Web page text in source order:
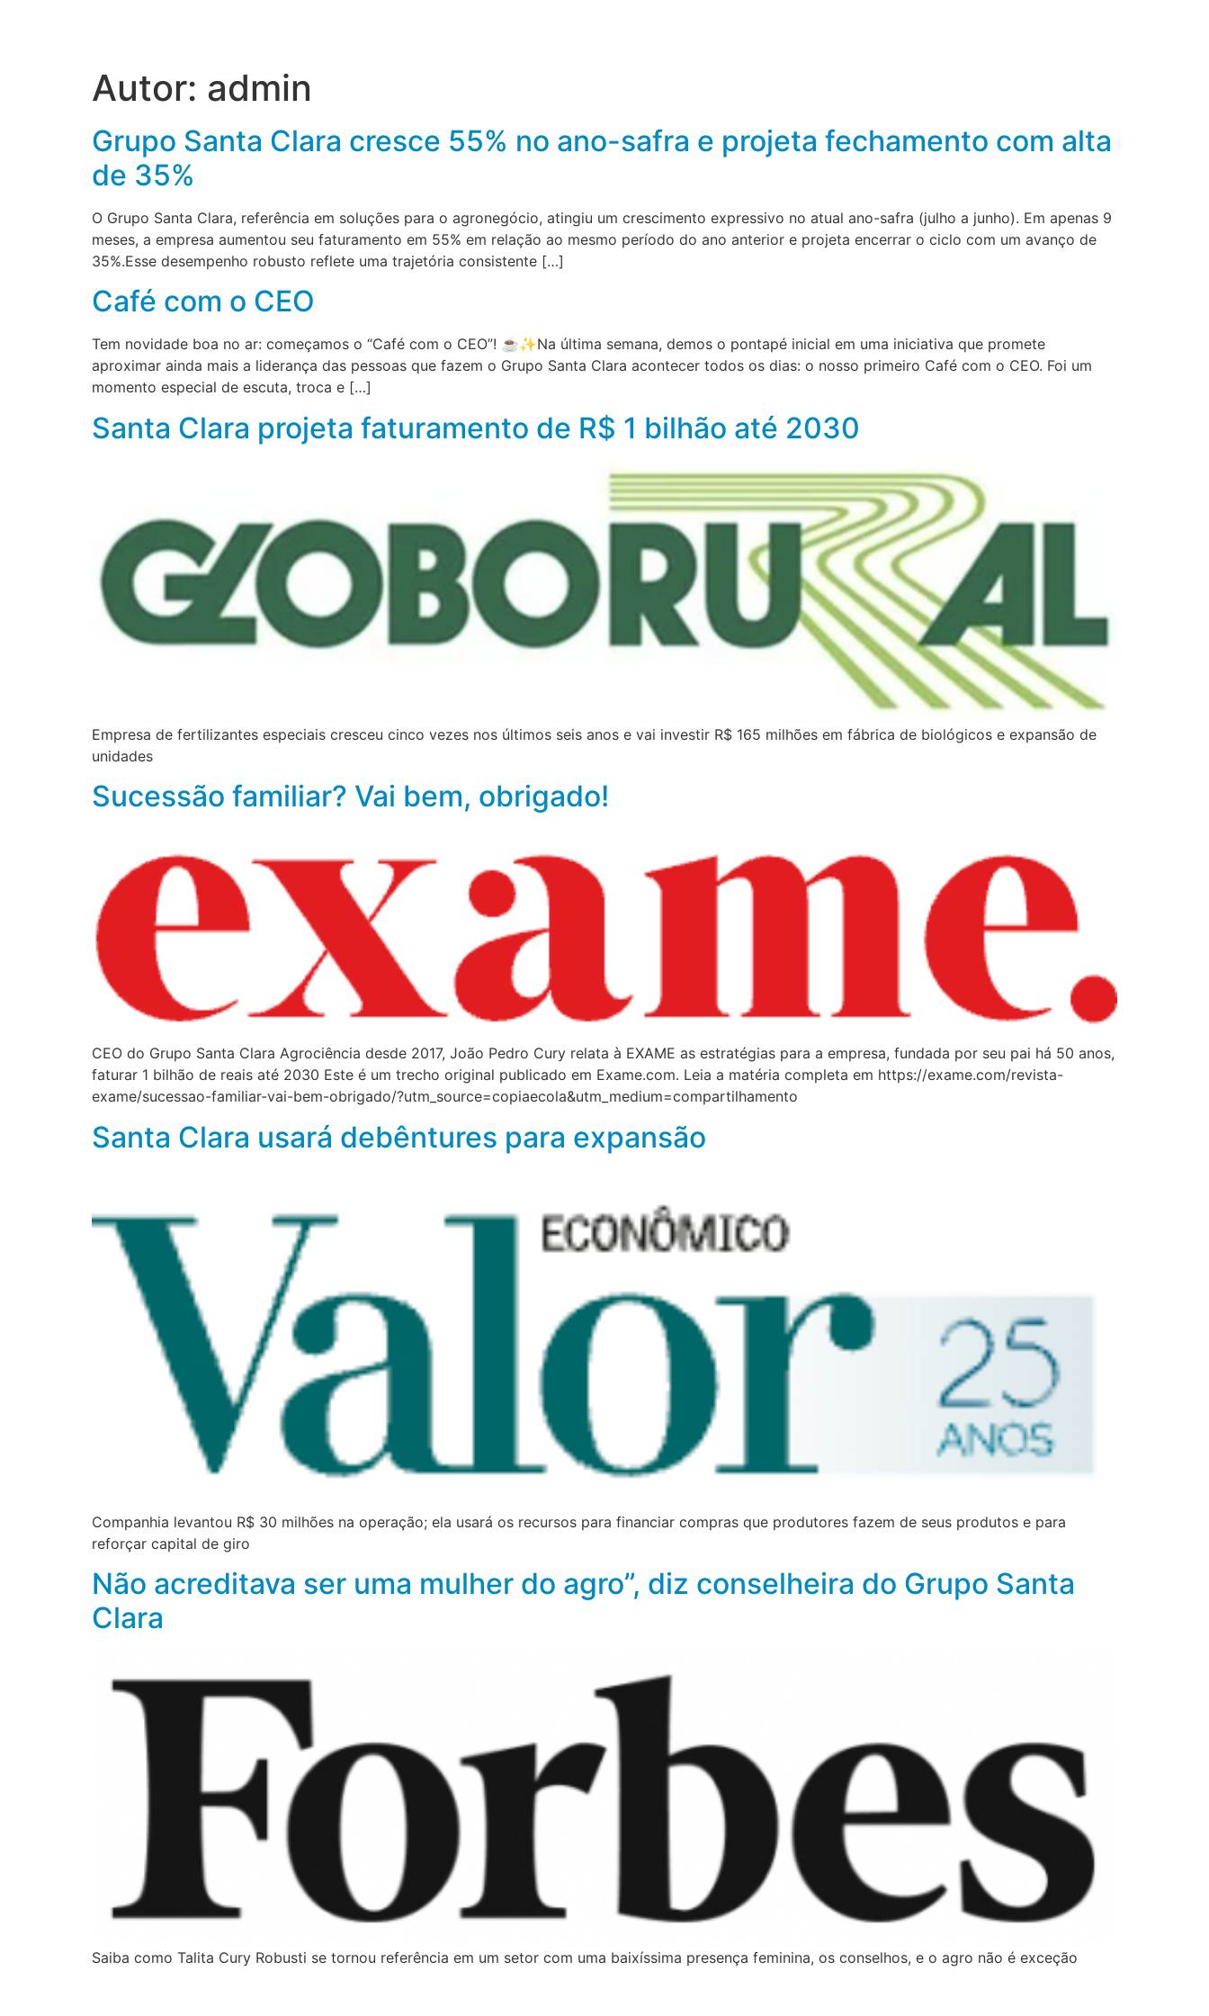
Autor: admin
Grupo Santa Clara cresce 55% no ano-safra e projeta fechamento com alta
de 35%
O Grupo Santa Clara, referência em soluções para o agronegócio, atingiu um crescimento expressivo no atual ano-safra (julho a junho). Em apenas 9
meses, a empresa aumentou seu faturamento em 55% em relação ao mesmo período do ano anterior e projeta encerrar o ciclo com um avanço de
35%.Esse desempenho robusto reflete uma trajetória consistente […]
Café com o CEO
Tem novidade boa no ar: começamos o “Café com o CEO”! ☕✨Na última semana, demos o pontapé inicial em uma iniciativa que promete
aproximar ainda mais a liderança das pessoas que fazem o Grupo Santa Clara acontecer todos os dias: o nosso primeiro Café com o CEO. Foi um
momento especial de escuta, troca e […]
Santa Clara projeta faturamento de R$ 1 bilhão até 2030
Empresa de fertilizantes especiais cresceu cinco vezes nos últimos seis anos e vai investir R$ 165 milhões em fábrica de biológicos e expansão de
unidades
Sucessão familiar? Vai bem, obrigado!
CEO do Grupo Santa Clara Agrociência desde 2017, João Pedro Cury relata à EXAME as estratégias para a empresa, fundada por seu pai há 50 anos,
faturar 1 bilhão de reais até 2030 Este é um trecho original publicado em Exame.com. Leia a matéria completa em https://exame.com/revista-
exame/sucessao-familiar-vai-bem-obrigado/?utm_source=copiaecola&utm_medium=compartilhamento
Santa Clara usará debêntures para expansão
Companhia levantou R$ 30 milhões na operação; ela usará os recursos para financiar compras que produtores fazem de seus produtos e para
reforçar capital de giro
Não acreditava ser uma mulher do agro”, diz conselheira do Grupo Santa
Clara
Saiba como Talita Cury Robusti se tornou referência em um setor com uma baixíssima presença feminina, os conselhos, e o agro não é exceção